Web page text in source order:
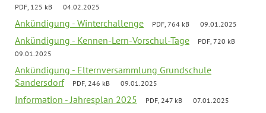
PDF, 125 kB 04.02.2025
Ankündigung - Winterchallenge PDF, 764 kB 09.01.2025
Ankündigung - Kennen-Lern-Vorschul-Tage
PDF, 720 kB
09.01.2025
Ankündigung - Elternversammlung Grundschule
Sandersdorf
PDF, 246 kB 09.01.2025
Information - Jahresplan 2025 PDF, 247 kB 07.01.2025